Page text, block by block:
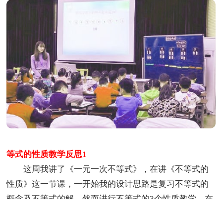
等式的性质教学反思1
这周我讲了《一元一次不等式》，在讲《不等式的
性质》这一节课，一开始我的设计思路是复习不等式的